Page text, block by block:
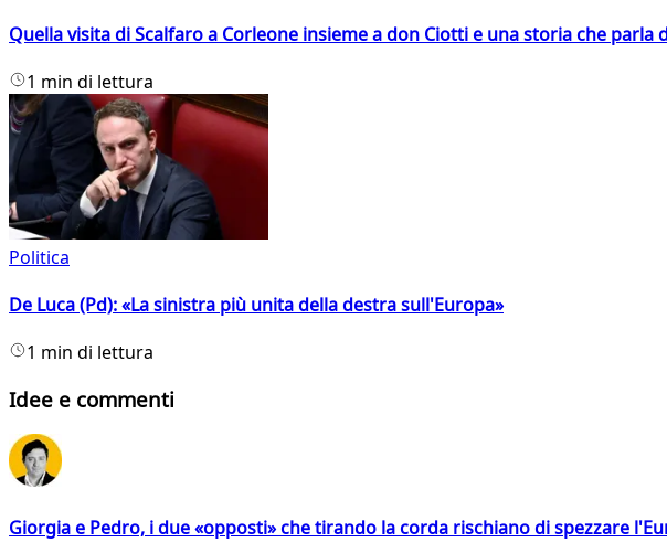
Quella visita di Scalfaro a Corleone insieme a don Ciotti e una storia che parla
1 min di lettura
Politica
De Luca (Pd): «La sinistra più unita della destra sull'Europa»
1 min di lettura
Idee e commenti
Giorgia e Pedro, i due «opposti» che tirando la corda rischiano di spezzare